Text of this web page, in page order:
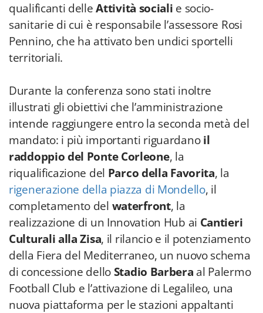
qualificanti delleAttività sociali e socio-
sanitarie di cui è responsabile l’assessore Rosi
Pennino, che ha attivato ben undici sportelli
territoriali.
Durante la conferenza sono stati inoltre
illustrati gli obiettivi che l’amministrazione
intende raggiungere entro la seconda metà del
mandato: i più importanti riguardanoil
raddoppio del Ponte Corleone, la
riqualificazione del Parco della Favorita, la
rigenerazione della piazza di Mondello, il
completamento del waterfront, la
realizzazione di un Innovation Hub ai Cantieri
Culturali alla Zisa, il rilancio e il potenziamento
della Fiera del Mediterraneo, un nuovo schema
di concessione delloStadio Barbera al Palermo
Football Club e l’attivazione di Legalileo, una
nuova piattaforma per le stazioni appaltanti